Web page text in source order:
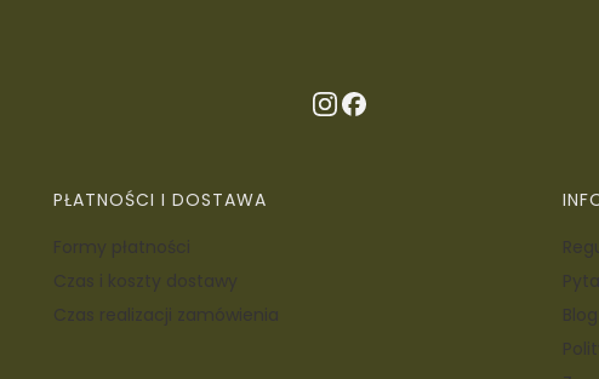
PŁATNOŚCI I DOSTAWA